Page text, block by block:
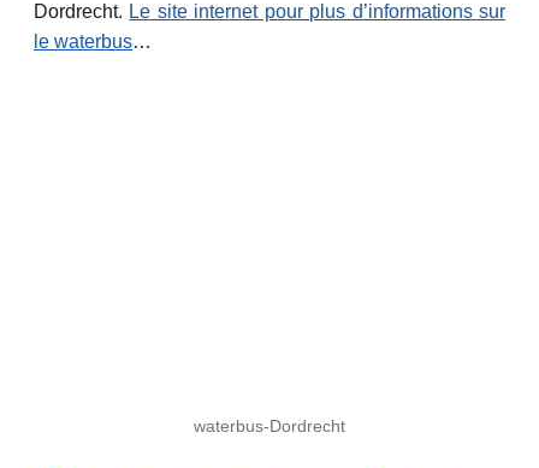
Dordrecht. Le site internet pour plus d’informations sur
le waterbus…
waterbus-Dordrecht